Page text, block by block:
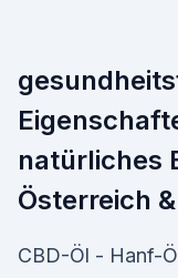
natürliches
Österreich
CBD-Öl - Hanf-